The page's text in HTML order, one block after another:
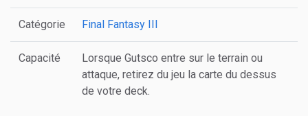
Catégorie Final Fantasy III
Capacité
Lorsque Gutsco entre sur le terrain ou
attaque, retirez du jeu la carte du dessus
de votre deck.